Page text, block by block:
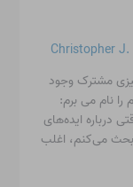
Christopher J.
مشترک وجود
نام می برم:
درباره ایده‌های
بحث می‌کنم، اغلب